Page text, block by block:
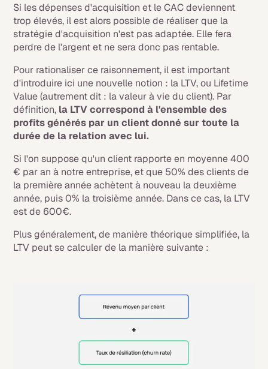
Si les dépenses d'acquisition et le CAC deviennent
trop élevés, il est alors possible de réaliser que la
stratégie d'acquisition n'est pas adaptée. Elle fera
perdre de l'argent et ne sera donc pas rentable.
Pour rationaliser ce raisonnement, il est important
d'introduire ici une nouvelle notion : la LTV, ou Lifetime
Value(autrement dit : la valeur à vie du client). Par
définition, la LTV correspond à l'ensemble des
profits générés par un client donné sur toute la
durée de la relation avec lui.
Si l'on suppose qu'un client rapporte en moyenne 400
€ par an à notre entreprise, et que 50% des clients de
la première année achètent à nouveau la deuxième
année, puis 0% la troisième année. Dans ce cas, la LTV
est de 600€.
Plus généralement, de manière théorique simplifiée, la
LTV peut se calculer de la manière suivante :